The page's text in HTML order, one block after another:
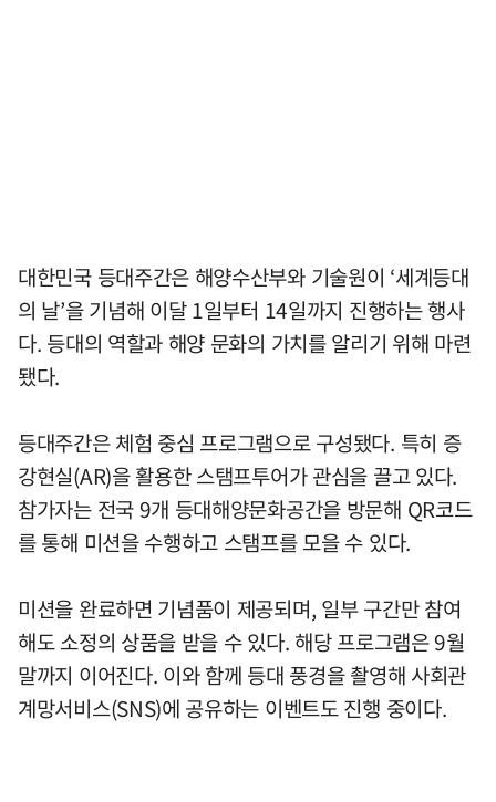
대한민국 등대주간은 해양수산부와 기술원이 ‘세계등대
의 날’을 기념해 이달 1일부터 14일까지 진행하는 행사
다. 등대의 역할과 해양 문화의 가치를 알리기 위해 마련
됐다.
등대주간은 체험 중심 프로그램으로 구성됐다. 특히 증
강현실(AR)을 활용한 스탬프투어가 관심을 끌고 있다.
참가자는 전국 9개 등대해양문화공간을 방문해 QR코드
를 통해 미션을 수행하고 스탬프를 모을 수 있다.
미션을 완료하면 기념품이 제공되며, 일부 구간만 참여
해도 소정의 상품을 받을 수 있다. 해당 프로그램은 9월
말까지 이어진다. 이와 함께 등대 풍경을 촬영해 사회관
계망서비스(SNS)에 공유하는 이벤트도 진행 중이다.